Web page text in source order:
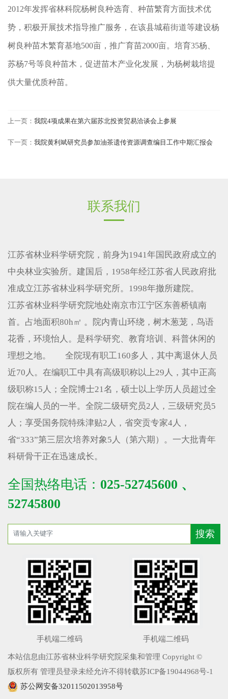
2012年发挥省林科院杨树良种选育、种苗繁育方面技术优
势，积极开展技术指导推广服务，在该县城葙街道等建设杨
树良种苗木繁育基地500亩，推广育苗2000亩。培育35杨、
苏杨7号等良种苗木，促进苗木产业化发展，为杨树栽培提
供大量优质种苗。
上一页： 我院4项成果在第六届苏北投资贸易洽谈会上参展
下一页： 我院黄利斌研究员参加油茶遗传资源调查编目工作中期汇报会
联系我们
江苏省林业科学研究院，前身为1941年国民政府成立的
中央林业实验所。建国后，1958年经江苏省人民政府批
准成立江苏省林业科学研究所。1998年撤所建院。
江苏省林业科学研究院地处南京市江宁区东善桥镇南
首。占地面积80h㎡ 。院内青山环绕，树木葱茏，鸟语
花香，环境怡人。是科学研究、教育培训、科普休闲的
理想之地。 全院现有职工160多人，其中离退休人员
近70人。在编职工中具有高级职称以上29人，其中正高
级职称15人；全院博士21名，硕士以上学历人员超过全
院在编人员的一半。全院二级研究员2人，三级研究员5
人；享受国务院特殊津贴2人，省突贡专家4人，
省“333”第三层次培养对象5人（第六期）。一大批青年
科研骨干正在迅速成长。
全国热络电话： 025-52745600 、
52745800
手机端二维码 手机端二维码
本站信息由江苏省林业科学研究院采集和管理 Copyright ©
版权所有 管理员登录未经允许不得转载苏ICP备19044968号-1
苏公网安备32011502013958号